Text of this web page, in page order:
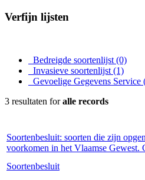
Verfijn lijsten
Bedreigde soortenlijst (0)
Invasieve soortenlijst (1)
Gevoelige Gegevens Service
3 resultaten foralle records
Soortenbesluit: soorten die zijn
voorkomen in het Vlaamse Gewest.
Soortenbesluit